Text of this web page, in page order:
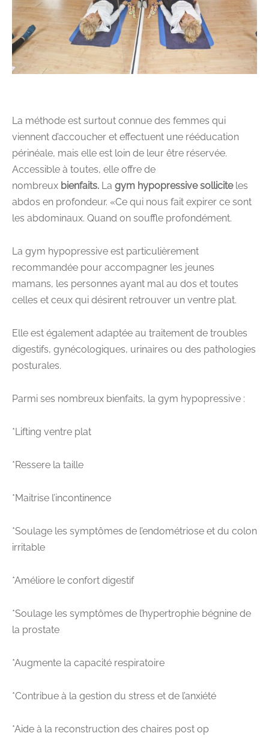
La méthode est surtout connue des femmes qui
viennent d’accoucher et effectuent une rééducation
périnéale, mais elle est loin de leur être réservée.
Accessible à toutes, elle offre de
nombreux bienfaits. La gym hypopressive solliciteles
abdos en profondeur. «Ce qui nous fait expirer ce sont
les abdominaux. Quand on souffle profondément.
La gym hypopressive est particulièrement
recommandée pour accompagner les jeunes
mamans, les personnes ayant mal au dos et toutes
celles et ceux qui désirent retrouver un ventre plat.
Elle est également adaptée au traitement de troubles
digestifs, gynécologiques, urinaires ou des pathologies
posturales.
Parmi ses nombreux bienfaits, la gym hypopressive :
*Lifting ventre plat
*Ressere la taille
*Maitrise l’incontinence
*Soulage les symptômes de l’endométriose et du colon
irritable
*Améliore le confort digestif
*Soulage les symptômes de l’hypertrophie bégnine de
la prostate
*Augmente la capacité respiratoire
*Contribue à la gestion du stress et de l’anxiété
*Aide à la reconstruction des chaires post op